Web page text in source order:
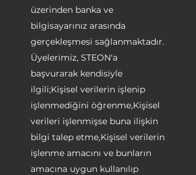
üzerinden banka ve
bilgisayarınız arasında
gerçekleşmesi sağlanmaktadır.
Üyelerimiz, STEON'a
başvurarak kendisiyle
ilgili;Kişisel verilerin işlenip
işlenmediğini öğrenme,Kişisel
verileri işlenmişse buna ilişkin
bilgi talep etme,Kişisel verilerin
işlenme amacını ve bunların
amacına uygun kullanılıp